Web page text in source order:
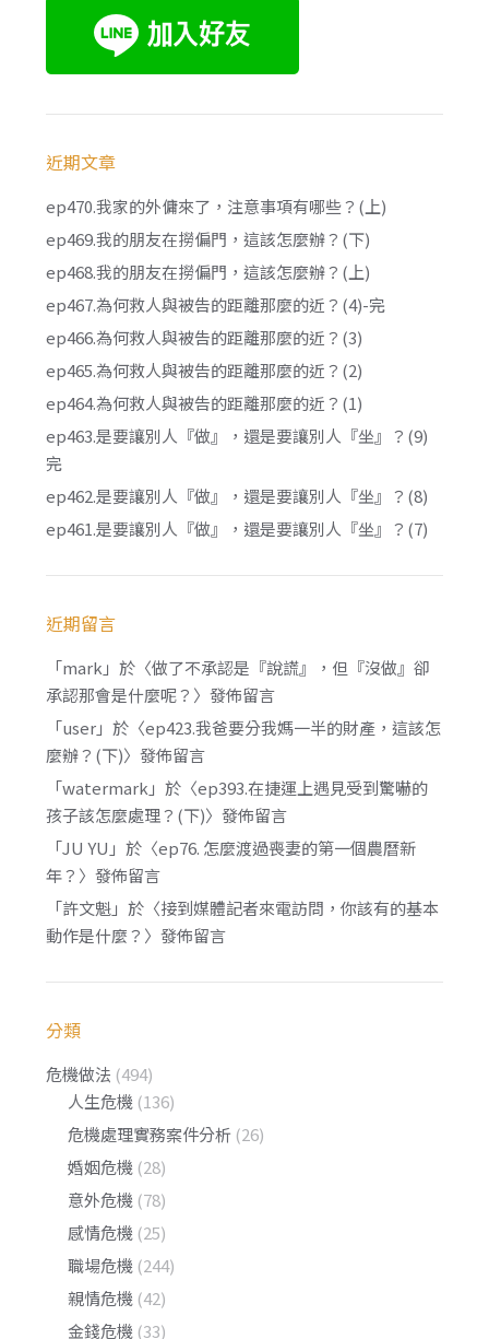
近期文章
ep470.我家的外傭來了，注意事項有哪些？(上)
ep469.我的朋友在撈偏門，這該怎麼辦？(下)
ep468.我的朋友在撈偏門，這該怎麼辦？(上)
ep467.為何救人與被告的距離那麼的近？(4)-完
ep466.為何救人與被告的距離那麼的近？(3)
ep465.為何救人與被告的距離那麼的近？(2)
ep464.為何救人與被告的距離那麼的近？(1)
ep463.是要讓別人『做』，還是要讓別人『坐』？(9)
完
ep462.是要讓別人『做』，還是要讓別人『坐』？(8)
ep461.是要讓別人『做』，還是要讓別人『坐』？(7)
近期留言
「mark 」於〈做了不承認是『說謊』，但『沒做』卻
承認那會是什麼呢？ 〉發佈留言
「user」於〈ep423.我爸要分我媽一半的財產，這該怎
麼辦？(下)〉發佈留言
「watermark 」於〈ep393.在捷運上遇見受到驚嚇的
孩子該怎麼處理？(下)〉發佈留言
「JU YU 」於〈ep76. 怎麼渡過喪妻的第一個農曆新
年？ 〉發佈留言
「許文魁」於〈接到媒體記者來電訪問，你該有的基本
動作是什麼？ 〉發佈留言
分類
危機做法 (494)
人生危機 (136)
危機處理實務案件分析 (26)
婚姻危機 (28)
意外危機 (78)
感情危機 (25)
職場危機 (244)
親情危機 (42)
金錢危機 (33)